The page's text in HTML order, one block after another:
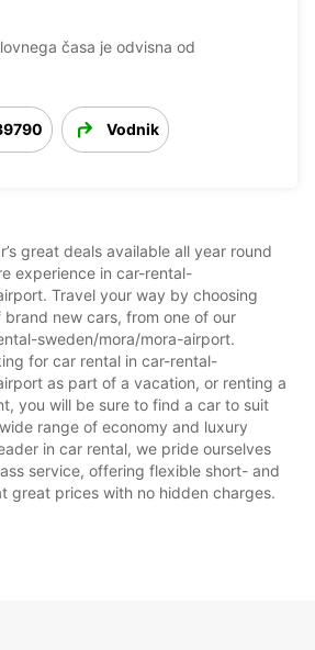
časa je odvisna od
Vodnik
great deals available all year round
experience in car-rental-
Travel your way by choosing
new cars, from one of our
sweden/mora/mora-airport.
for car rental in car-rental-
as part of a vacation, or renting a
you will be sure to find a car to suit
range of economy and luxury
in car rental, we pride ourselves
service, offering flexible short- and
great prices with no hidden charges.